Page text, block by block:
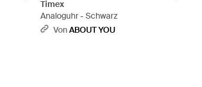
Timex
Analoguhr - Schwarz
VonABOUT YOU